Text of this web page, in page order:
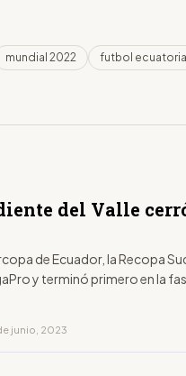
mundial 2022
futbol
del Valle
de Ecuador, la Recopa
y terminó primero en la
junio, 2023